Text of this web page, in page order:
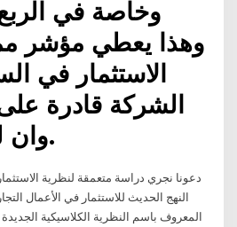
وهذا يعطي مؤشر
الاستثمار في
الشركة قادرة
وان لم توزع ارباح.
دعونا نجري دراسة متعمقة لنظرية
النهج الحديث للاستثمار في الأعمال
المعروف باسم النظرية الكلاسيكية الجديدة